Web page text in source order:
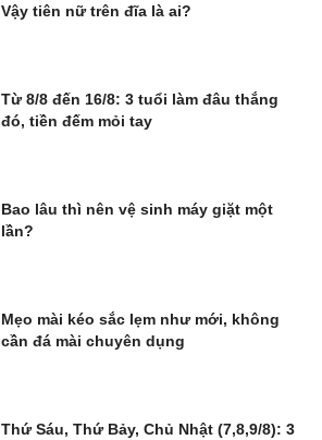
Vậy tiên nữ trên đĩa là ai?
Từ 8/8 đến 16/8: 3 tuổi làm đâu thắng
đó, tiền đếm mỏi tay
Bao lâu thì nên vệ sinh máy giặt một
lần?
Mẹo mài kéo sắc lẹm như mới, không
cần đá mài chuyên dụng
Thứ Sáu, Thứ Bảy, Chủ Nhật (7,8,9/8): 3